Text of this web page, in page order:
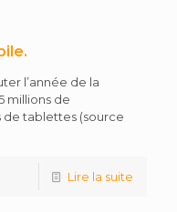
l’année de la
millions de
de tablettes (source
Lire la suite